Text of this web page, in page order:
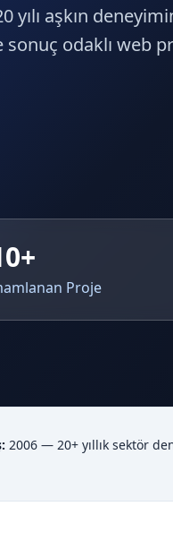
yılı aşkın
odaklı web
Proje
2006 — 20+ yıllık sektör